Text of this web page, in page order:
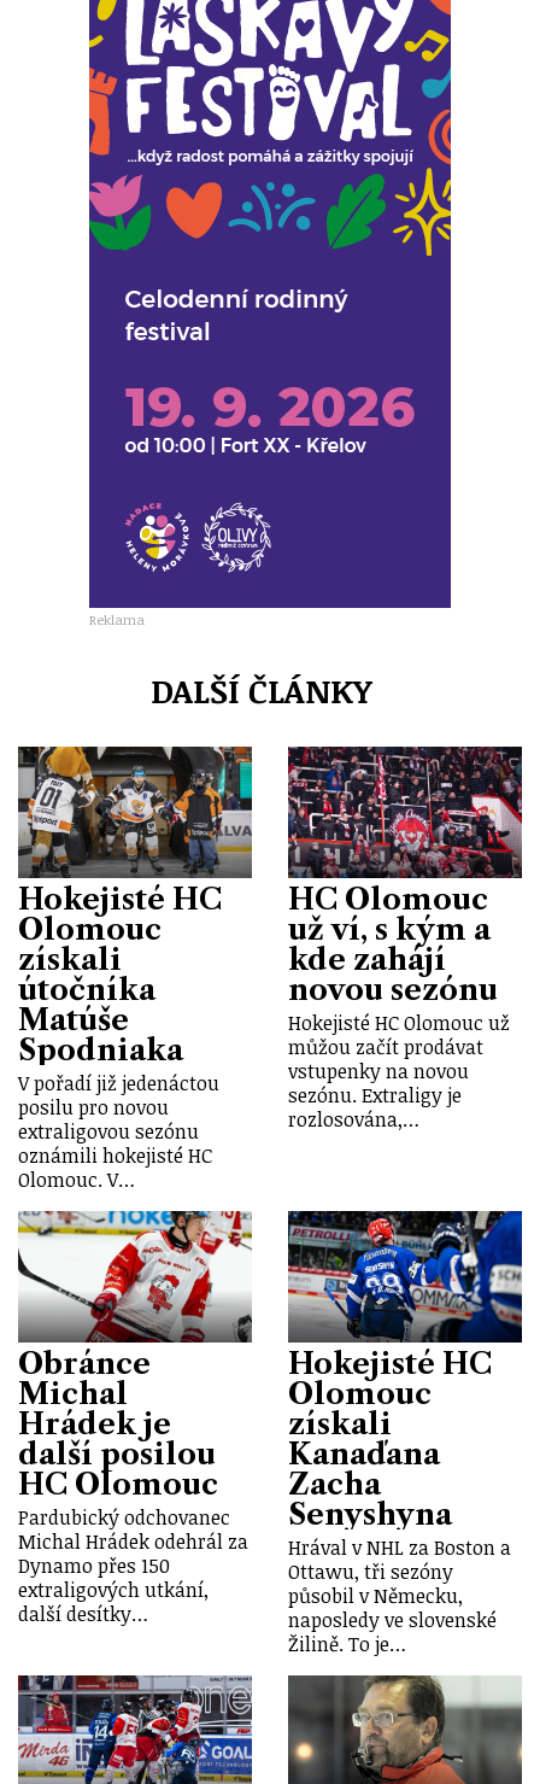
Reklama
DALŠÍ ČLÁNKY
Hokejisté HC
Olomouc
získali
útočníka
Matúše
Spodniaka
V pořadí již jedenáctou
posilu pro novou
extraligovou sezónu
oznámili hokejisté HC
Olomouc. V…
HC Olomouc
už ví, s kým a
kde zahájí
novou sezónu
Hokejisté HC Olomouc už
můžou začít prodávat
vstupenky na novou
sezónu. Extraligy je
rozlosována,…
Obránce
Michal
Hrádek je
další posilou
HC Olomouc
Pardubický odchovanec
Michal Hrádek odehrál za
Dynamo přes 150
extraligových utkání,
další desítky…
Hokejisté HC
Olomouc
získali
Kanaďana
Zacha
Senyshyna
Hrával v NHL za Boston a
Ottawu, tři sezóny
působil v Německu,
naposledy ve slovenské
Žilině. To je…